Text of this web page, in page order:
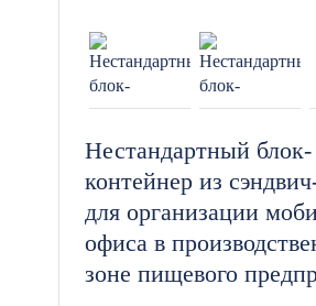
Нестандартный блок-
контейнер из
для организации
офиса в
зоне пищевого